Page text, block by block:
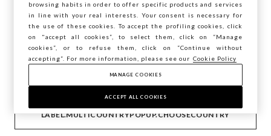
COMPANIE
CONTACTE
Copyright © Ovs S.p.A. P.Iva 04240010274 - Cap. Soc.
290.923.470 -2.4.0
Navighezi pe STEFANEL Italia, vrei să
salvezi locația ta?
CONFIRMĂ
LABEL.MULTICOUNTRYPOPUP.CHOOSECOUNTRY
footer.item.country România
browsing habits in order to offer specific products and services
in line with your real interests. Your consent is necessary for
the use of these cookies. To accept the profiling cookies, click
on "accept all cookies”, to select them, click on “Manage
cookies”, or to refuse them, click on “Continue without
accepting”. For more information, please see our Cookie Policy
MANAGE COOKIES
ACCEPT ALL COOKIES